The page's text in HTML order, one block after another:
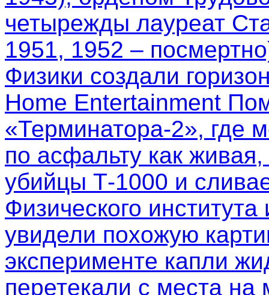
четырежды лауреат
1951, 1952 –
Физики создали
Home Entertainment
«Терминатора-2», где
по асфальту как
убийцы Т-1000 и
Физического
увидели похожую
эксперименте капли
перетекали с места на